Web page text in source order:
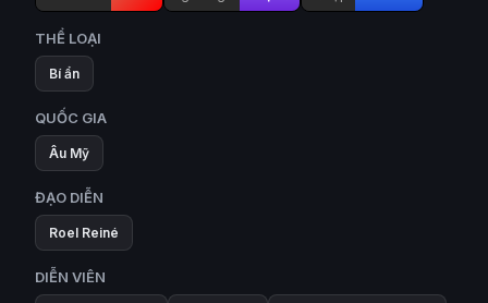
THỂ LOẠI
Bí ẩn
QUỐC GIA
Âu Mỹ
ĐẠO DIỄN
Roel Reiné
DIỄN VIÊN